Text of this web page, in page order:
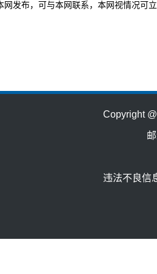
发布，可与本网联系，本网视情况可
Copyright
违法不良信